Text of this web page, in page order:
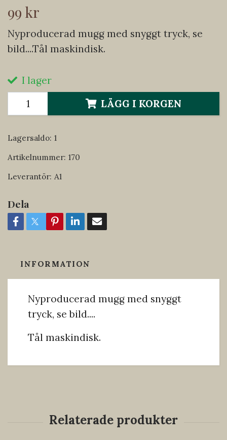
99 kr
Nyproducerad mugg med snyggt tryck, se
bild....Tål maskindisk.
I lager
LÄGG I KORGEN
Lagersaldo: 1
Artikelnummer: 170
Leverantör: A1
Dela
INFORMATION
Nyproducerad mugg med snyggt
tryck, se bild....
Tål maskindisk.